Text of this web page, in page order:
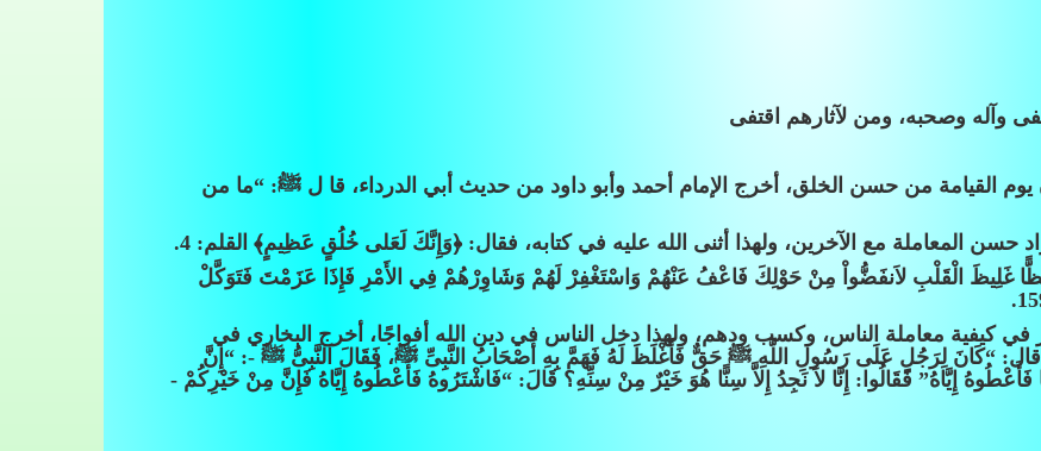
وآله وصحبه، ومن لآثارهم اقتفى
يوم القيامة من حسن الخلق، أخرج الإمام أحمد وأبو داود من حديث أبي الدرداء، قا ل ﷺ: “ما من
المعاملة مع الآخرين، ولهذا أثنى الله عليه في كتابه، فقال: ﴿وَإِنَّكَ لَعَلى خُلُقٍ عَظِيمٍ﴾ القلم: 4.
غَلِيظَ الْقَلْبِ لاَنفَضُّواْ مِنْ حَوْلِكَ فَاعْفُ عَنْهُمْ وَاسْتَغْفِرْ لَهُمْ وَشَاوِرْهُمْ فِي الأَمْرِ فَإِذَا عَزَمْتَ فَتَوَكَّلْ
كيفية معاملة الناس، وكسب ودهم، ولهذا دخل الناس في دين الله أفواجًا، أخرج البخاري في
“كَانَ لِرَجُلٍ عَلَى رَسُولِ اللَّهِ ﷺ حَقٌّ فَأَغْلَظَ لَهُ فَهَمَّ بِهِ أَصْحَابُ النَّبِىِّ ﷺ، فَقَالَ النَّبِىُّ ﷺ -: “إِنَّ
إِيَّاهُ” فَقَالُوا: إِنَّا لاَ نَجِدُ إِلاَّ سِنًّا هُوَ خَيْرٌ مِنْ سِنِّهِ؟ قَالَ: “فَاشْتَرُوهُ فَأَعْطُوهُ إِيَّاهُ فَإِنَّ مِنْ خَيْرِكُمْ -